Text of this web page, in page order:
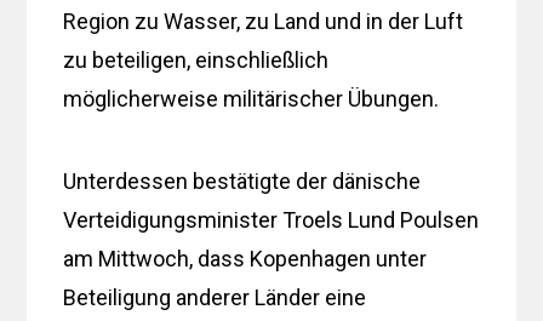
Region zu Wasser, zu Land und in der Luft
zu beteiligen, einschließlich
möglicherweise militärischer Übungen.
Unterdessen bestätigte der dänische
Verteidigungsminister Troels Lund Poulsen
am Mittwoch, dass Kopenhagen unter
Beteiligung anderer Länder eine